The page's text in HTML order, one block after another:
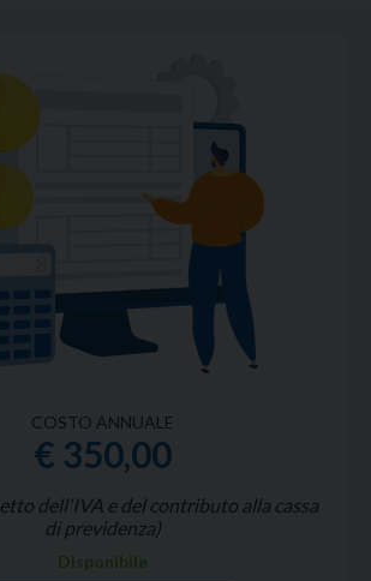
ufficio a prezzi considerevolmente più
COSTO ANNUALE
€ 350,00
dell'IVA e del contributo alla cassa
di previdenza)
Disponibile